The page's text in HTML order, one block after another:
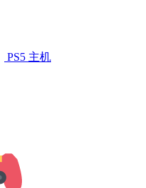
PS5 主机